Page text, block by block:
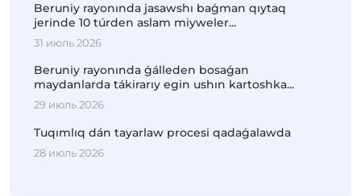
Beruniy rayonında jasawshı baǵman qıytaq
jerinde 10 túrden aslam miyweler...
31 июль 2026
Beruniy rayonında ǵálleden bosaǵan
maydanlarda tákirarıy egin ushın kartoshka...
29 июль 2026
Tuqımlıq dán tayarlaw procesi qadaǵalawda
28 июль 2026